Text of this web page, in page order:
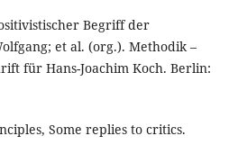
Begriff der
et al. (org.). Methodik –
für Hans-Joachim Koch. Berlin:
Some replies to critics.